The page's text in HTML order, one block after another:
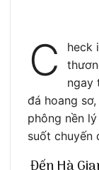
C
heck
ngay
đá hoang
phông nền
suốt chuyến